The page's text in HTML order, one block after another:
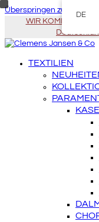
Überspringen zu
WIR KOMMEN ZU
TEXTILIEN
DE